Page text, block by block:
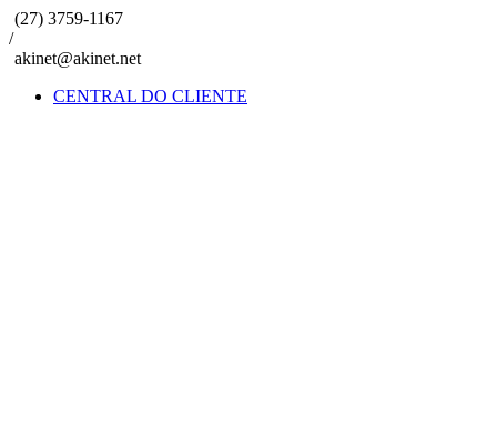
(27) 3759-1167
/
akinet@akinet.net
CENTRAL DO CLIENTE